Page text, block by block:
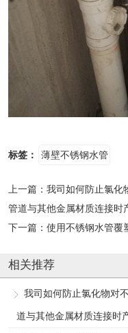
标签： 薄壁不锈钢水管
上一篇： 我司如何防止氯化
管道与其他金属材质连接时
下一篇： 使用不锈钢水管覆
相关推荐
我司如何防止氯化物对
道与其他金属材质连接时